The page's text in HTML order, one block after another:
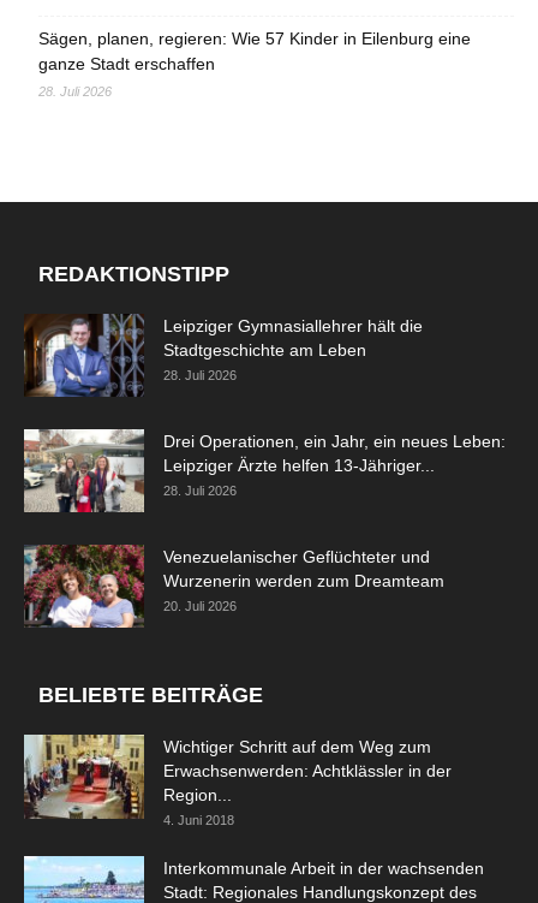
Sägen, planen, regieren: Wie 57 Kinder in Eilenburg eine
ganze Stadt erschaffen
28. Juli 2026
REDAKTIONSTIPP
Leipziger Gymnasiallehrer hält die
Stadtgeschichte am Leben
28. Juli 2026
Drei Operationen, ein Jahr, ein neues Leben:
Leipziger Ärzte helfen 13-Jähriger...
28. Juli 2026
Venezuelanischer Geflüchteter und
Wurzenerin werden zum Dreamteam
20. Juli 2026
BELIEBTE BEITRÄGE
Wichtiger Schritt auf dem Weg zum
Erwachsenwerden: Achtklässler in der
Region...
4. Juni 2018
Interkommunale Arbeit in der wachsenden
Stadt: Regionales Handlungskonzept des